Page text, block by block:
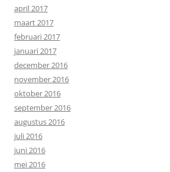
april 2017
maart 2017
februari 2017
januari 2017
december 2016
november 2016
oktober 2016
september 2016
augustus 2016
juli 2016
juni 2016
mei 2016